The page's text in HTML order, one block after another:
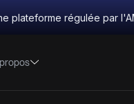
plateforme régulée par